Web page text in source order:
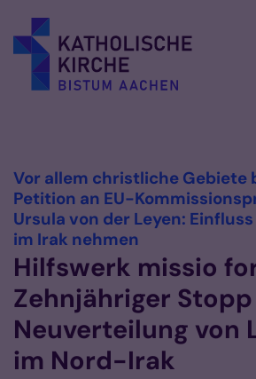
Vor allem christliche Gebiete
Petition an EU-
Ursula von der Leyen:
im Irak nehmen
Hilfswerk missio
Zehnjähriger
Neuverteilung von
im Nord-Irak